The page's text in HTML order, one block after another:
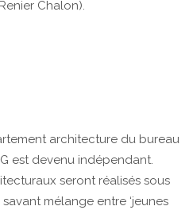
Chalon).
architecture du bureau
est devenu indépendant.
seront réalisés sous
mélange entre ‘jeunes